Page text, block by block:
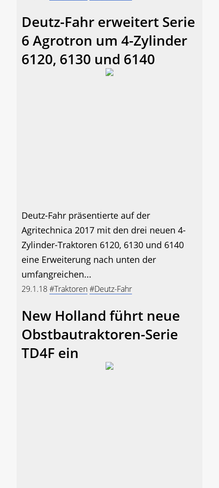
Deutz-Fahr erweitert Serie
6 Agrotron um 4-Zylinder
6120, 6130 und 6140
Deutz-Fahr präsentierte auf der
Agritechnica 2017 mit den drei neuen 4-
Zylinder-Traktoren 6120, 6130 und 6140
eine Erweiterung nach unten der
umfangreichen...
29.1.18#Traktoren#Deutz-Fahr
New Holland führt neue
Obstbautraktoren-Serie
TD4F ein